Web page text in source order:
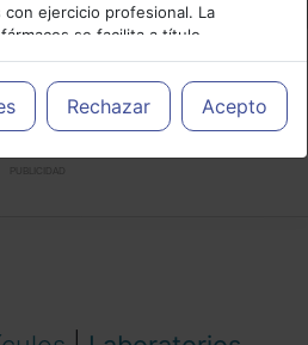
ejercicio profesional. La
se facilita a título
responsabilidad de los
medicamentos y decidir, en
más adecuado a las
Rechazar Acepto